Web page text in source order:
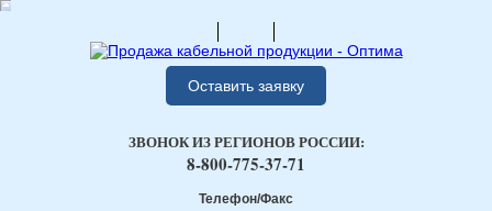
Оставить заявку
Телефон/Факс
ЗВОНОК ИЗ РЕГИОНОВ РОССИИ:
8-800-775-37-71